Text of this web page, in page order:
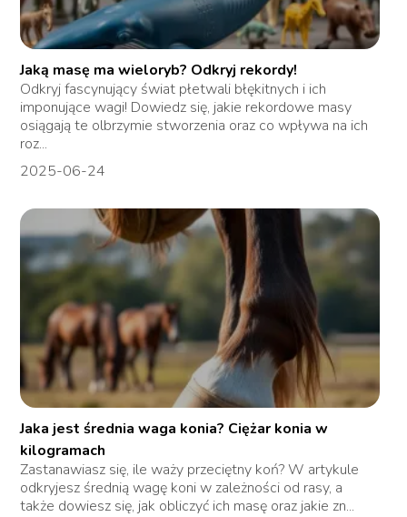
Jaką masę ma wieloryb? Odkryj rekordy!
Odkryj fascynujący świat płetwali błękitnych i ich
imponujące wagi! Dowiedz się, jakie rekordowe masy
osiągają te olbrzymie stworzenia oraz co wpływa na ich
roz...
2025-06-24
Jaka jest średnia waga konia? Ciężar konia w
kilogramach
Zastanawiasz się, ile waży przeciętny koń? W artykule
odkryjesz średnią wagę koni w zależności od rasy, a
także dowiesz się, jak obliczyć ich masę oraz jakie zn...